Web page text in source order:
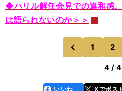
◆ハリル解任会見での違和感
は語られないのか＞＞
前
1 2
4 / 4
faceboo
いいね Xでポス